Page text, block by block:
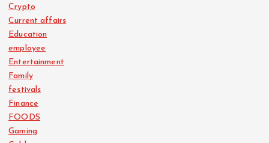
Crypto
Current affairs
Education
employee
Entertainment
Family
festivals
Finance
FOODS
Gaming